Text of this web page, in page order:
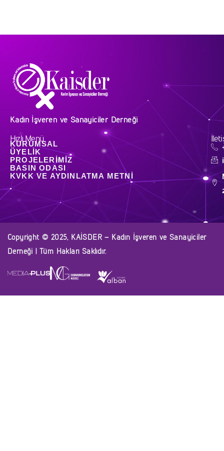
Kadın İşveren ve Sanayiciler Derneği
Hızlı Menü
KURUMSAL
ÜYELIK
PROJELERIMIZ
BASIN ODASI
KVKK VE AYDINLATMA METNI
Copyright © 2025, KAİSDER – Kadın İşveren ve Sanayiciler
Derneği | Tüm Hakları Saklıdır.